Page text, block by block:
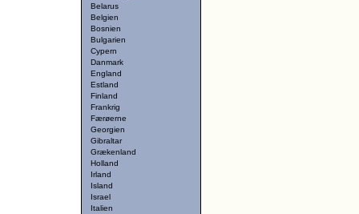
Belarus
Belgien
Bosnien
Bulgarien
Cypern
Danmark
England
Estland
Finland
Frankrig
Færøerne
Georgien
Gibraltar
Grækenland
Holland
Irland
Island
Israel
Italien